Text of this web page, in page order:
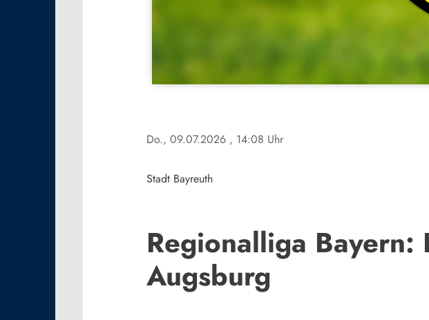
Do., 09.07.2026 , 14:08 Uhr
Stadt Bayreuth
Regionalliga
Augsburg